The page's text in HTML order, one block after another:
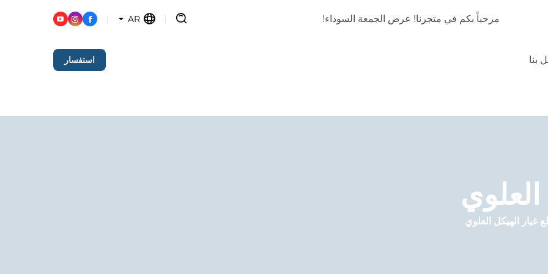
مرحباً بكم في متجرنا! عرض الجمعة السوداء! AR
بنا استفسار
غيار الهيكل العلوي